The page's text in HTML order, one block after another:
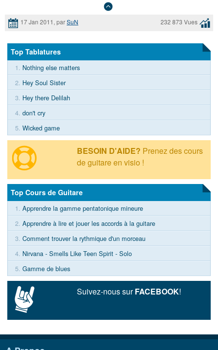
17 Jan 2011, parSuN 232 873 Vues
Top Tablatures
1. Nothing else matters
2. Hey Soul Sister
3. Hey there Delilah
4. don't cry
5. Wicked game
BESOIN D'AIDE? Prenez des cours
de guitare en visio !
Top Cours de Guitare
1. Apprendre la gamme pentatonique mineure
2. Apprendre à lire et jouer les accords à la guitare
3. Comment trouver la rythmique d'un morceau
4. Nirvana - Smells Like Teen Spirit - Solo
5. Gamme de blues
Suivez-nous surFACEBOOK!